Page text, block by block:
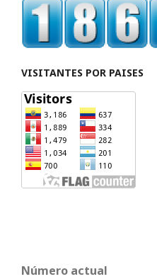
VISITANTES POR PAISES
Número actual